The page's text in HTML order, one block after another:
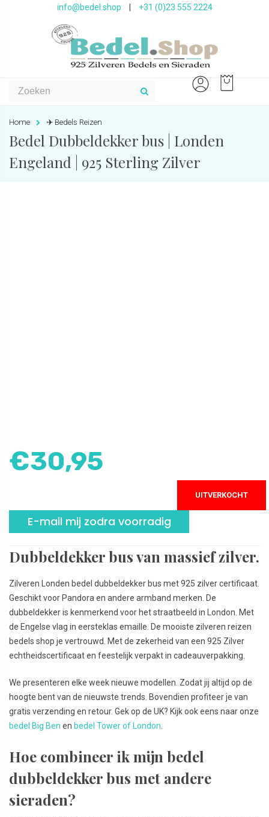
info@bedel.shop +31 (0)23 555 2224
Home ✈️ Bedels Reizen
Bedel Dubbeldekker bus | Londen
Engeland | 925 Sterling Zilver
€30,95
UITVERKOCHT
E-mail mij zodra voorradig
Dubbeldekker bus van massief zilver.
Zilveren Londen bedel dubbeldekker bus met 925 zilver certificaat.
Geschikt voor Pandora en andere armband merken. De
dubbeldekker is kenmerkend voor het straatbeeld in London. Met
de Engelse vlag in eersteklas emaille. De mooiste zilveren reizen
bedels shop je vertrouwd. Met de zekerheid van een 925 Zilver
echtheidscertificaat en feestelijk verpakt in cadeauverpakking.
We presenteren elke week nieuwe modellen. Zodat jij altijd op de
hoogte bent van de nieuwste trends. Bovendien profiteer je van
gratis verzending en retour. Gek op de UK? Kijk ook eens naar onze
bedel Big Ben en bedel Tower of London
Hoe combineer ik mijn bedel
dubbeldekker bus met andere
sieraden?